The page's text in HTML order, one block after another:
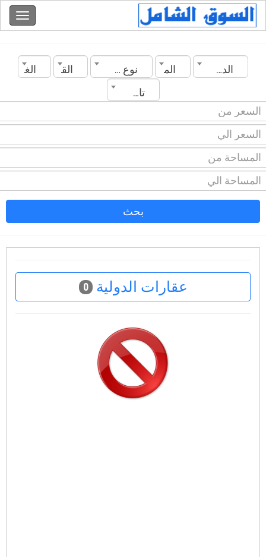
الدولة المدينة نوع العقار القسم
الغرف
تاريخ الانشاء
بحث
عقارات الدولية 0